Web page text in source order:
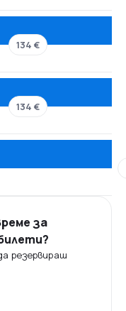
134 €
134 €
за
резервираш